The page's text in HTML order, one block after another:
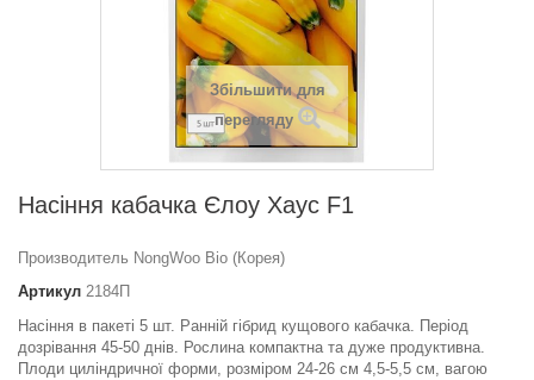
Збільшити для
перегляду
Насіння кабачка Єлоу Хаус F1
Производитель NongWoo Bio (Корея)
Артикул 2184П
Насіння в пакеті 5 шт. Ранній гібрид кущового кабачка. Період
дозрівання 45-50 днів. Рослина компактна та дуже продуктивна.
Плоди циліндричної форми, розміром 24-26 см 4,5-5,5 см, вагою